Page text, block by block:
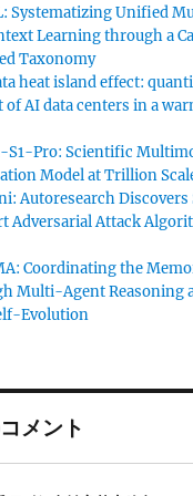
Systematizing Unified
Learning through a
Taxonomy
heat island effect:
of AI data centers in a
Pro: Scientific
Model at Trillion
Autoresearch
Adversarial Attack
Coordinating the
Multi-Agent Reasoning
Evolution
メント